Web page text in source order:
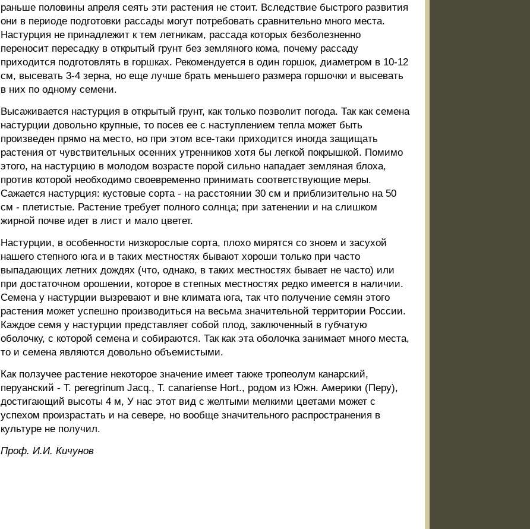
раньше половины апреля сеять эти растения не стоит. Вследствие быстрого развития
они в периоде подготовки рассады могут потребовать сравнительно много места.
Настурция не принадлежит к тем летникам, рассада которых безболезненно
переносит пересадку в открытый грунт без земляного кома, почему рассаду
приходится подготовлять в горшках. Рекомендуется в один горшок, диаметром в 10-12
см, высевать 3-4 зерна, но еще лучше брать меньшего размера горшочки и высевать
в них по одному семени.
Высаживается настурция в открытый грунт, как только позволит погода. Так как семена
настурции довольно крупные, то посев ее с наступлением тепла может быть
произведен прямо на место, но при этом все-таки приходится иногда защищать
растения от чувствительных осенних утренников хотя бы легкой покрышкой. Помимо
этого, на настурцию в молодом возрасте порой сильно нападает земляная блоха,
против которой необходимо своевременно принимать соответствующие меры.
Сажается настурция: кустовые сорта - на расстоянии 30 см и приблизительно на 50
см - плетистые. Растение требует полного солнца; при затенении и на слишком
жирной почве идет в лист и мало цветет.
Настурции, в особенности низкорослые сорта, плохо мирятся со зноем и засухой
нашего степного юга и в таких местностях бывают хороши только при часто
выпадающих летних дождях (что, однако, в таких местностях бывает не часто) или
при достаточном орошении, которое в степных местностях редко имеется в наличии.
Семена у настурции вызревают и вне климата юга, так что получение семян этого
растения может успешно производиться на весьма значительной территории России.
Каждое семя у настурции представляет собой плод, заключенный в губчатую
оболочку, с которой семена и собираются. Так как эта оболочка занимает много места,
то и семена являются довольно объемистыми.
Как ползучее растение некоторое значение имеет также тропеолум канарский,
перуанский - Т. peregrinum Jacq., T. canariense Hort., родом из Южн. Америки (Перу),
достигающий высоты 4 м, У нас этот вид с желтыми мелкими цветами может с
успехом произрастать и на севере, но вообще значительного распространения в
культуре не получил.
Проф. И.И. Кичунов